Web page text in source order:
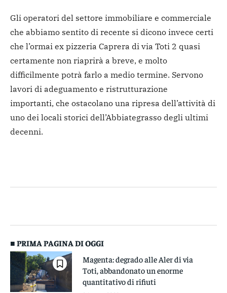
Gli operatori del settore immobiliare e commerciale
che abbiamo sentito di recente si dicono invece certi
che l’ormai ex pizzeria Caprera di via Toti 2 quasi
certamente non riaprirà a breve, e molto
difficilmente potrà farlo a medio termine. Servono
lavori di adeguamento e ristrutturazione
importanti, che ostacolano una ripresa dell’attività di
uno dei locali storici dell’Abbiategrasso degli ultimi
decenni.
■ PRIMA PAGINA DI OGGI
Magenta: degrado alle Aler di via
Toti, abbandonato un enorme
quantitativo di rifiuti